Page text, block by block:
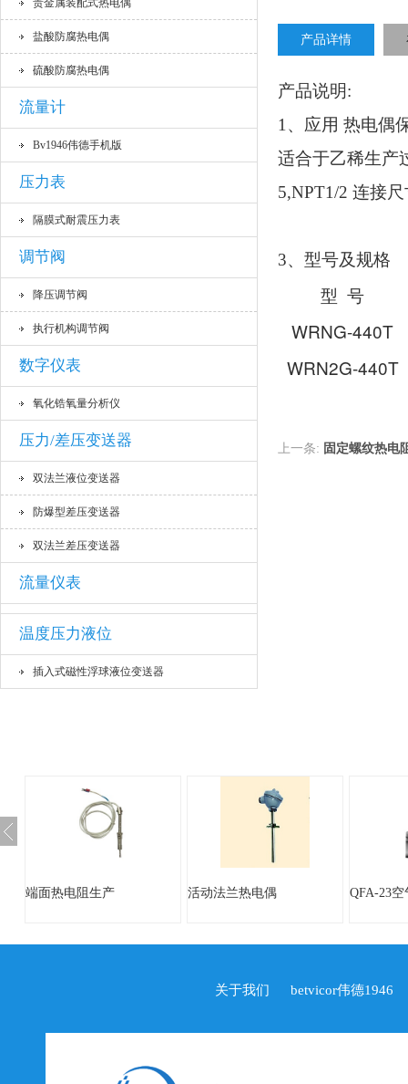
贵金属装配式热电偶
盐酸防腐热电偶
硫酸防腐热电偶
流量计
Bv1946伟德手机版
压力表
隔膜式耐震压力表
调节阀
降压调节阀
执行机构调节阀
数字仪表
氧化锆氧量分析仪
压力/差压变送器
双法兰液位变送器
防爆型差压变送器
双法兰差压变送器
流量仪表
温度压力液位
插入式磁性浮球液位变送器
产品详情
产品说明:
1、应用 热电偶
适合于乙稀生产
5,NPT1/2 连接
3、型号及规格
型 号
WRNG-440T
WRN2G-440T
上一条: 固定螺纹热电
端面热电阻生产 活动法兰热电偶 QFA-23
关于我们 betvicor伟德1946